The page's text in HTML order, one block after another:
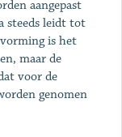
aangepast
steeds leidt tot
is het
maar de
voor de
genomen